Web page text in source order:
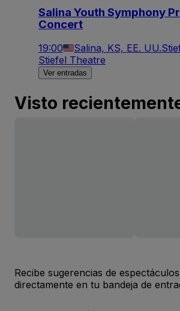
Salina Youth Symphony
Concert
19:00 Salina, KS, EE. UU.
Stiefel Theatre
Ver entradas
Visto
Recibe sugerencias de
directamente en tu bandeja de